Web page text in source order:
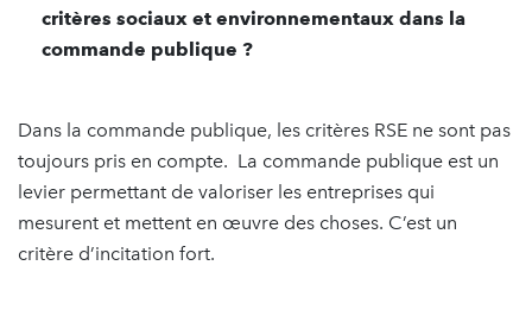
critères sociaux et environnementaux dans la
commande publique ?
Dans la commande publique, les critères RSE ne sont pas
toujours pris en compte. La commande publique est un
levier permettant de valoriser les entreprises qui
mesurent et mettent en œuvre des choses. C’est un
critère d’incitation fort.